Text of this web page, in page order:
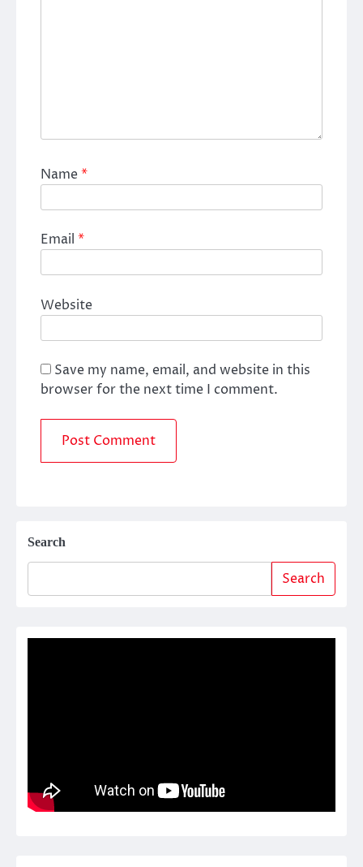
Name*
Email *
Website
Save my name, email, and website in this
browser for the next time I comment.
Search
Search